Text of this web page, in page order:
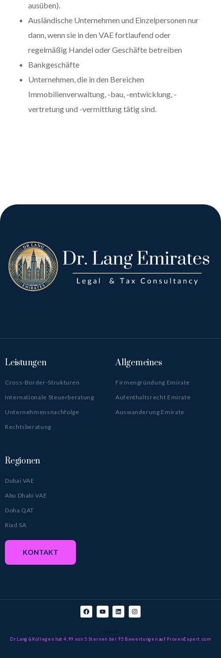
ausüben).
Ausländische Unternehmen und Einzelpersonen nur
dann, wenn sie in den VAE fortlaufend oder
regelmäßig Handel oder Geschäfte betreiben
Bankgeschäfte
Unternehmen, die in den Bereichen
Immobilienverwaltung, -bau, -entwicklung, -
vertretung und -vermittlung tätig sind.
Leistungen
Cross-Border-Strukturen
Internationale Steuerberatung
Unternehmensnachfolge
Rechtsberatung
Allgemeines
Firmengründung Emirate
Aufenthaltsrecht Emirate
Auswanderung Emirate
Regionen
Dubai VAE
Abu Dhabi VAE
Doha QAT
Riad SA
KONTAKT
⭐⭐⭐⭐⭐
Dr.Lang &Kollegen hat 4,99 von 5 Sternen bei 95 Bewertungen auf ProvenExpert.com